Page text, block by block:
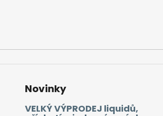
Novinky
VELKÝ VÝPRODEJ liquidů,